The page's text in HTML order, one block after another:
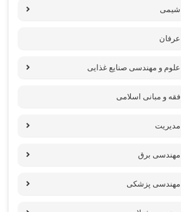
شیمی
عرفان
علوم و مهندسی صنایع غذایی
فقه و مبانی اسلامی
مدیریت
مهندسی برق
مهندسی پزشکی